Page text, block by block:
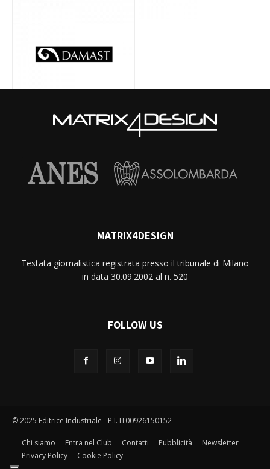
MATRIX4DESIGN
Testata giornalistica registrata presso il tribunale di Milano
in data 30.09.2002 al n. 520
FOLLOW US
© 2025 Editrice Industriale - P.I. IT00926150152
Chi siamo Entra nel Club Contatti Pubblicità
Newsletter
Privacy Policy
Cookie Policy